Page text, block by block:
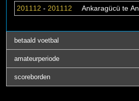
201112 - 201112 Ankaragücü te
betaald voetbal
amateurperiode
scoreborden